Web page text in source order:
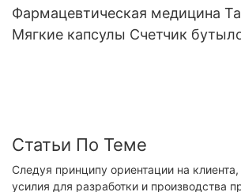
Фармацевтическая медицина
Мягкие капсулы Счетчик
Статьи По Теме
Следуя принципу ориентации на
усилия для разработки и производства